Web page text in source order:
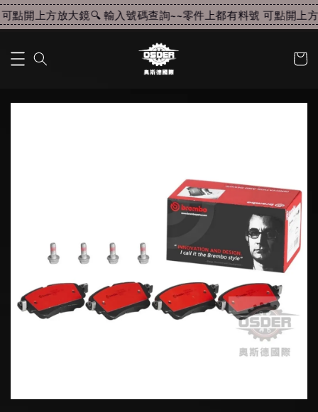
點開上方放大鏡🔍 輸入號碼查詢~~零件上都有料號 可點開上